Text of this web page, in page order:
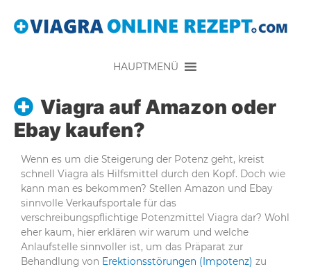
HAUPTMENÜ
Viagra auf Amazon oder
Ebay kaufen?
Wenn es um die Steigerung der Potenz geht, kreist
schnell Viagra als Hilfsmittel durch den Kopf. Doch wie
kann man es bekommen? Stellen Amazon und Ebay
sinnvolle Verkaufsportale für das
verschreibungspflichtige Potenzmittel Viagra dar? Wohl
eher kaum, hier erklären wir warum und welche
Anlaufstelle sinnvoller ist, um das Präparat zur
Behandlung von Erektionsstörungen (Impotenz) zu